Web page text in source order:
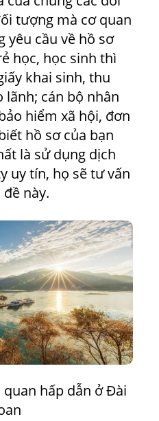
tượng mà cơ quan
yêu cầu về hồ sơ
học, học sinh thì
khai sinh, thu
lãnh; cán bộ nhân
hiểm xã hội, đơn
hồ sơ của bạn
là sử dụng dịch
uy tín, họ sẽ tư vấn
này.
hấp dẫn ở Đài